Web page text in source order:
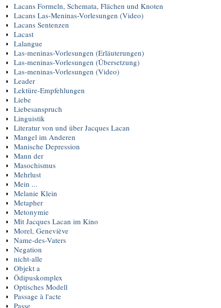
Lacans Formeln, Schemata, Flächen und Knoten
Lacans Las-Meninas-Vorlesungen (Video)
Lacans Sentenzen
Lacast
Lalangue
Las-meninas-Vorlesungen (Erläuterungen)
Las-meninas-Vorlesungen (Übersetzung)
Las-meninas-Vorlesungen (Video)
Leader
Lektüre-Empfehlungen
Liebe
Liebesanspruch
Linguistik
Literatur von und über Jacques Lacan
Mangel im Anderen
Manische Depression
Mann der
Masochismus
Mehrlust
Mein ...
Melanie Klein
Metapher
Metonymie
Mit Jacques Lacan im Kino
Morel, Geneviève
Name-des-Vaters
Negation
nicht-alle
Objekt a
Ödipuskomplex
Optisches Modell
Passage à l'acte
Passe